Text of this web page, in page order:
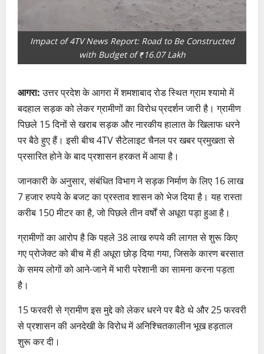
Impact of 4TV News Report: Road to Be Constructed
with Budget of ₹16.07 Lakh
आगरा:उत्तर प्रदेश के आगरा में शमशाबाद रोड स्थित ग्राम श्यामो में
बदहाल सड़क को लेकर ग्रामीणों का विरोध प्रदर्शन जारी है। ग्रामीण
पिछले 15 दिनों से खराब सड़क और नारकीय हालात के खिलाफ धरने
पर बैठे हुए हैं। इसी बीच 4TV सैटेलाइट चैनल पर खबर प्रमुखता से
प्रसारित होने के बाद प्रशासन हरकत में आया है।
जानकारी के अनुसार, संबंधित विभाग ने सड़क निर्माण के लिए 16 लाख
7 हजार रुपये के बजट का प्रस्ताव शासन को भेज दिया है। यह रास्ता
करीब 150 मीटर का है, जो पिछले तीन वर्षों से अधूरा पड़ा हुआ है।
ग्रामीणों का आरोप है कि पहले 38 लाख रुपये की लागत से शुरू किए
गए प्रोजेक्ट को बीच में ही अधूरा छोड़ दिया गया, जिसके कारण बरसात
के समय लोगों को आने-जाने में भारी परेशानी का सामना करना पड़ता
है।
15 फरवरी से ग्रामीण इस मुद्दे को लेकर धरने पर बैठे थे और 25 फरवरी
से प्रशासन की अनदेखी के विरोध में अनिश्चितकालीन भूख हड़ताल
शुरू कर दी।